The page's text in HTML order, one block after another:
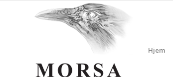
Hjem